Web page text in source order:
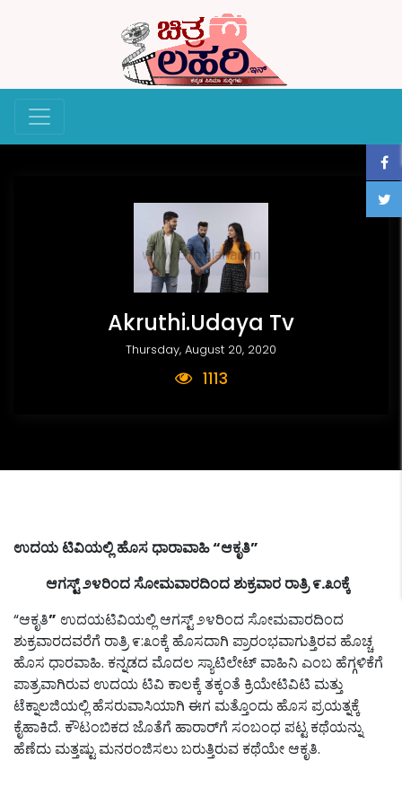
Akruthi.Udaya Tv
Thursday, August 20, 2020
1113
ಉದಯ ಟಿವಿಯಲ್ಲಿ ಹೊಸಧಾರಾವಾಹಿ“ಆಕೃತಿ”
ಆಗಸ್ಟ್೨೪ರಿಂದಸೋಮವಾರದಿಂದಶುಕ್ರವಾರರಾತ್ರಿ೯.೩೦ಕ್ಕೆ
“ಆಕೃತಿ” ಉದಯಟಿವಿಯಲ್ಲಿ ಆಗಸ್ಟ್ ೨೪ರಿಂದ ಸೋಮವಾರದಿಂದ
ಶುಕ್ರವಾರದವರೆಗೆ ರಾತ್ರಿ ೯:೩೦ಕ್ಕೆ ಹೊಸದಾಗಿ ಪ್ರಾರಂಭವಾಗುತ್ತಿರವ ಹೊಚ್ಚ
ಹೊಸ ಧಾರವಾಹಿ. ಕನ್ನಡದ ಮೊದಲ ಸ್ಯಾಟಿಲೇಟ್ ವಾಹಿನಿ ಎಂಬ ಹೆಗ್ಗಳಿಕೆಗೆ
ಪಾತ್ರವಾಗಿರುವ ಉದಯ ಟಿವಿ ಕಾಲಕ್ಕೆ ತಕ್ಕಂತೆ ಕ್ರಿಯೇಟಿವಿಟಿ ಮತ್ತು
ಟೆಕ್ನಾಲಜಿಯಲ್ಲಿ ಹೆಸರುವಾಸಿಯಾಗಿ ಈಗ ಮತ್ತೊಂದು ಹೊಸ ಪ್ರಯತ್ನಕ್ಕೆ
ಕೈಹಾಕಿದೆ. ಕೌಟಂಬಿಕದ ಜೊತೆಗೆ ಹಾರಾರ್‌ಗೆ ಸಂಬಂಧ ಪಟ್ಟ ಕಥೆಯನ್ನು
ಹೆಣೆದು ಮತ್ತಷ್ಟು ಮನರಂಜಿಸಲು ಬರುತ್ತಿರುವ ಕಥೆಯೇ ಆಕೃತಿ.